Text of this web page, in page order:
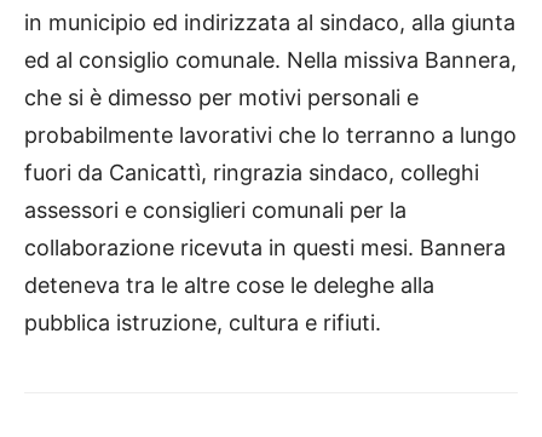
in municipio ed indirizzata al sindaco, alla giunta
ed al consiglio comunale. Nella missiva Bannera,
che si è dimesso per motivi personali e
probabilmente lavorativi che lo terranno a lungo
fuori da Canicattì, ringrazia sindaco, colleghi
assessori e consiglieri comunali per la
collaborazione ricevuta in questi mesi. Bannera
deteneva tra le altre cose le deleghe alla
pubblica istruzione, cultura e rifiuti.